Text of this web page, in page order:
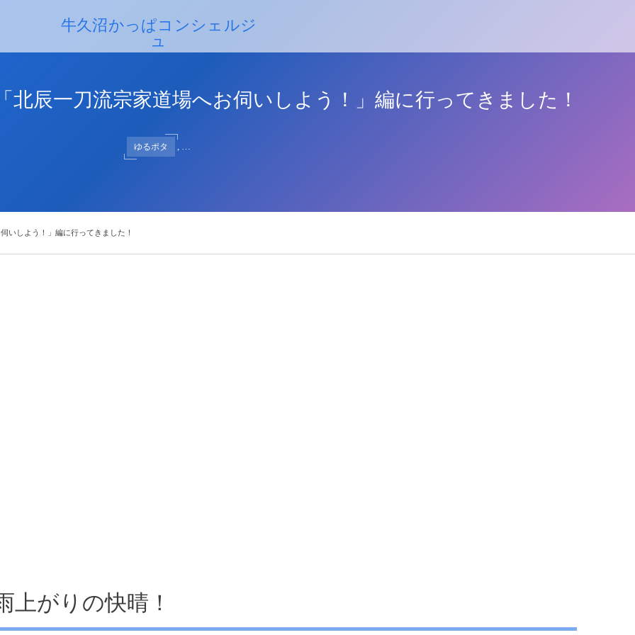
牛久沼かっぱコンシェルジ
ュ
辰一刀流宗家道場へお伺いしよう！」編に行ってきました！
ゆるポタ
いしよう！」編に行ってきました！
上がりの快晴！